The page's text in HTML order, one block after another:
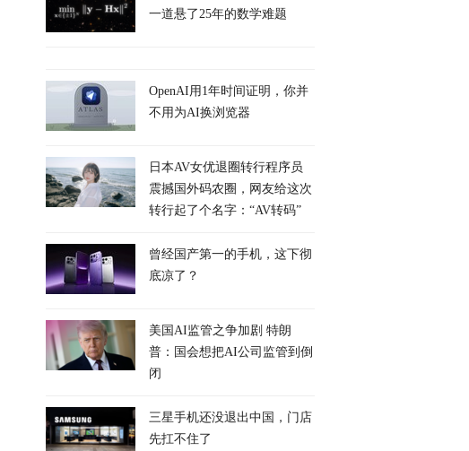
一道悬了25年的数学难题
OpenAI用1年时间证明，你并
不用为AI换浏览器
日本AV女优退圈转行程序员
震撼国外码农圈，网友给这次
转行起了个名字：“AV转码”
曾经国产第一的手机，这下彻
底凉了？
美国AI监管之争加剧 特朗
普：国会想把AI公司监管到倒
闭
三星手机还没退出中国，门店
先扛不住了